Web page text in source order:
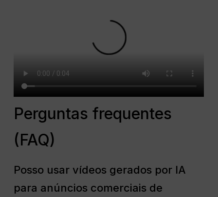
Perguntas frequentes
(FAQ)
Posso usar vídeos gerados por IA
para anúncios comerciais de